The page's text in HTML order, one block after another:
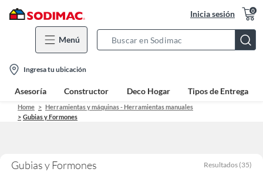
Inicia sesión 0
Menú
Bar
location-
icon
Ingresa tu ubicación
Asesoría Constructor Deco Hogar Tipos de Entrega
Home
Herramientas y máquinas - Herramientas manuales
Gubias y Formones
Gubias y Formones Resultados (35)